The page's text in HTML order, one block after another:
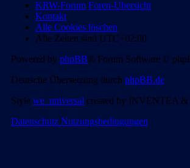
KRW-Forum Foren-Übersicht
Kontakt
Alle Cookies löschen
Alle Zeiten sind UTC+02:00
Powered by phpBB® Forum Software ©
Deutsche Übersetzung durch phpBB.de
Style we_universal created by INVENTEA &
Datenschutz Nutzungsbedingungen